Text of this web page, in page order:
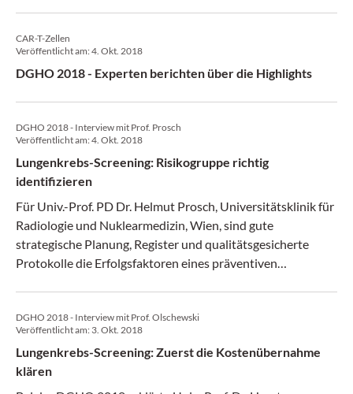
CAR-T-Zellen
Veröffentlicht am:4. Okt. 2018
DGHO 2018 - Experten berichten über die Highlights
DGHO 2018 - Interview mit Prof. Prosch
Veröffentlicht am:4. Okt. 2018
Lungenkrebs-Screening: Risikogruppe richtig
identifizieren
Für Univ.-Prof. PD Dr. Helmut Prosch, Universitätsklinik für
Radiologie und Nuklearmedizin, Wien, sind gute
strategische Planung, Register und qualitätsgesicherte
Protokolle die Erfolgsfaktoren eines präventiven
DGHO 2018 - Interview mit Prof. Olschewski
Veröffentlicht am: 3. Okt. 2018
Lungenkrebs-Screening: Zuerst die Kostenübernahme
klären